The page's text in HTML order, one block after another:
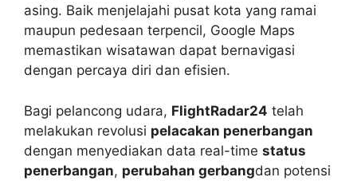
asing. Baik menjelajahi pusat kota yang ramai
maupun pedesaan terpencil, Google Maps
memastikan wisatawan dapat bernavigasi
dengan percaya diri dan efisien.
Bagi pelancong udara, FlightRadar24 telah
melakukan revolusi pelacakan penerbangan
dengan menyediakan data real-time status
penerbangan, perubahan gerbangdan potensi